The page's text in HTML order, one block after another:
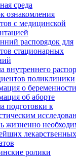
среда
ознакомления
с медицинской
распорядок для
стационарных
внутреннего
поликлиники
о беременности
об аборте
подготовки к
жизненно
лекарственных
ролики